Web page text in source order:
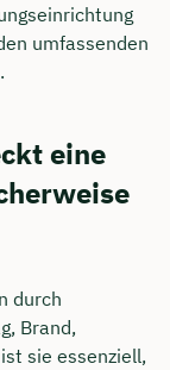
umfassenden
eine
durch
Brand,
sie essenziell,